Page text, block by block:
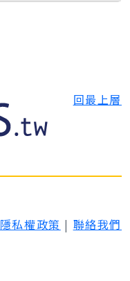
回最上層
隱私權政策 | 聯絡我們